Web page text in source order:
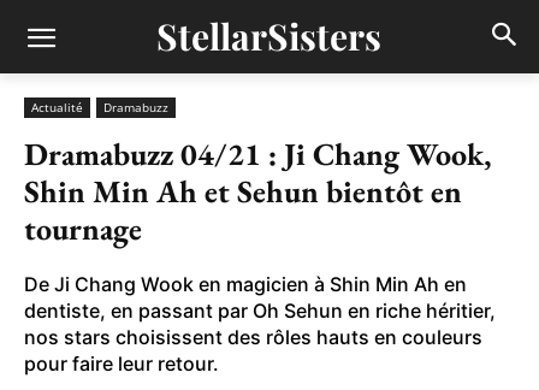
StellarSisters
Actualité Dramabuzz
Dramabuzz 04/21 : Ji Chang Wook,
Shin Min Ah et Sehun bientôt en
tournage
De Ji Chang Wook en magicien à Shin Min Ah en
dentiste, en passant par Oh Sehun en riche héritier,
nos stars choisissent des rôles hauts en couleurs
pour faire leur retour.